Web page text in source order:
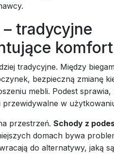
tradycyjne
komfort
tradycyjne. Między
bezpieczną zmianę
mebli. Podest sprawia,
w
przestrzeń. Schody z
domach bywa
do alternatywy, jaką